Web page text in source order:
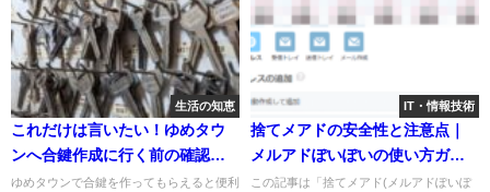
生活の知恵
これだけは言いたい！ゆめタウ
ンへ合鍵作成に行く前の確認事
項
ゆめタウンで合鍵を作ってもらえると便利
IT・情報技術
捨てメアドの安全性と注意点｜
メルアドぽいぽいの使い方ガイ
ド
この記事は「捨てメアド(メルアドぽいぽ